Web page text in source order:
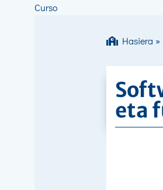
Curso
Hasiera »
eta